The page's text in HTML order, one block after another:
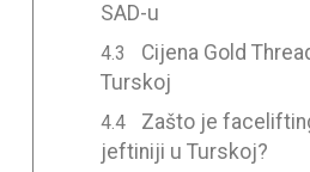
SAD-u
Cijena Gold
Turskoj
Zašto je
jeftiniji u Turskoj?